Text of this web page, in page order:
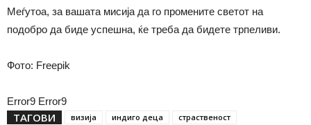
Меѓутоа, за вашата мисија да го промените светот на
подобро да биде успешна, ќе треба да бидете трпеливи.
Фото: Freepik
Error9 Error9
ТАГОВИ визија индиго деца страственост